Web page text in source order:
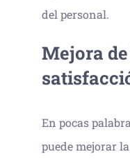
del personal.
Mejora
En pocas
puede mejorar